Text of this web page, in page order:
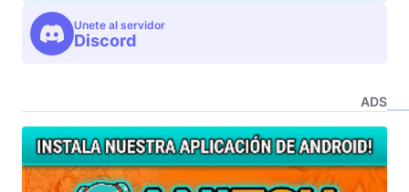
Unete al servidor
Discord
ADS